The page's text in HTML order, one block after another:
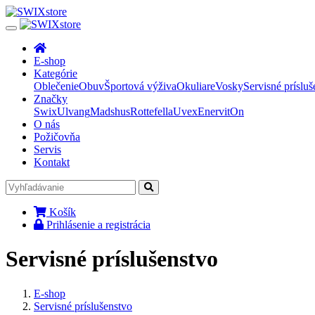
E-shop
Kategórie
OblečenieObuvŠportová výživaOkuliareVoskyServisné
Značky
SwixUlvangMadshusRottefellaUvexEnervitOn
O nás
Požičovňa
Servis
Kontakt
Košík
Prihlásenie a registrácia
Servisné príslušenstvo
E-shop
Servisné príslušenstvo